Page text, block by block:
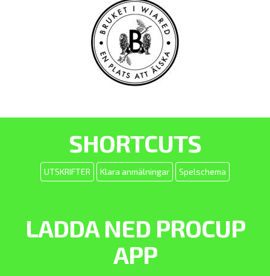
SHORTCUTS
UTSKRIFTER Klara anmälningar Spelschema
LADDA NED PROCUP
APP